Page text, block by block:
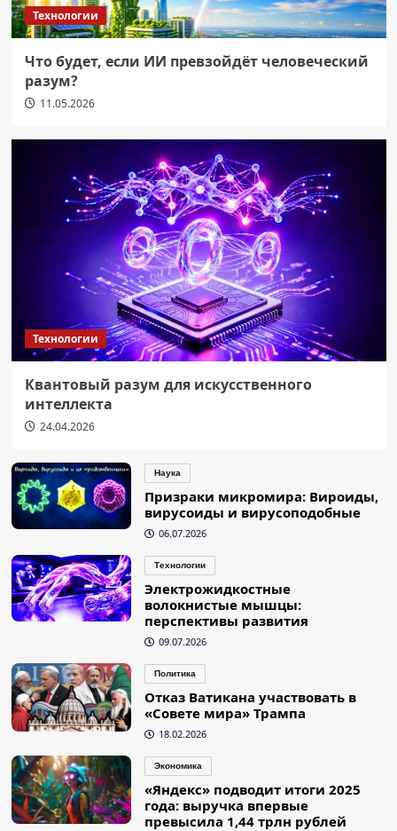
Технологии
Что будет, если ИИ превзойдёт человеческий
разум?
11.05.2026
Технологии
Квантовый разум для искусственного
интеллекта
24.04.2026
Наука
Призраки микромира: Вироиды,
вирусоиды и вирусоподобные
06.07.2026
Технологии
Электрожидкостные
волокнистые мышцы:
перспективы развития
09.07.2026
Политика
Отказ Ватикана участвовать в
«Совете мира» Трампа
18.02.2026
Экономика
«Яндекс» подводит итоги 2025
года: выручка впервые
превысила 1,44 трлн рублей